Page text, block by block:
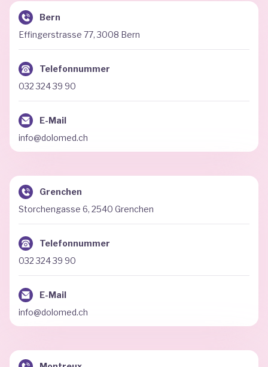
Bern
Effingerstrasse 77, 3008 Bern
Telefonnummer
032 324 39 90
E-Mail
info@dolomed.ch
Grenchen
Storchengasse 6, 2540 Grenchen
Telefonnummer
032 324 39 90
E-Mail
info@dolomed.ch